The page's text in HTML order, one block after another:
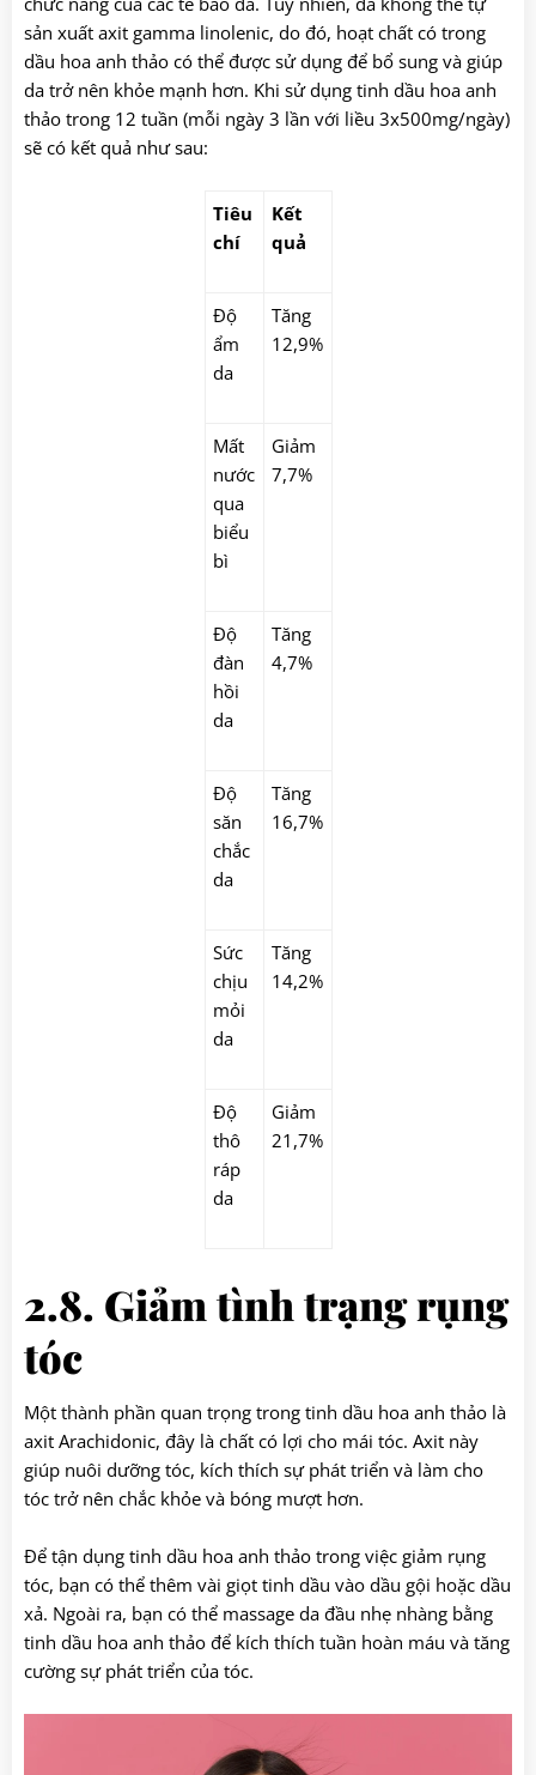
sản xuất axit gamma linolenic, do đó, hoạt chất có trong
dầu hoa anh thảo có thể được sử dụng để bổ sung và giúp
da trở nên khỏe mạnh hơn. Khi sử dụng tinh dầu hoa anh
thảo trong 12 tuần (mỗi ngày 3 lần với liều 3x500mg/ngày)
sẽ có kết quả như sau:
Tiêu
chí
Kết
quả
Độ
ẩm
da
Tăng
12,9%
Mất
nước
qua
biểu
bì
Giảm
7,7%
Độ
đàn
hồi
da
Tăng
4,7%
Độ
săn
chắc
da
Tăng
16,7%
Sức
chịu
mỏi
da
Tăng
14,2%
Độ
thô
ráp
da
Giảm
21,7%
2.8. Giảm tình trạngrụng
tóc
Một thành phần quan trọng trong tinh dầu hoa anh thảo là
axit Arachidonic, đây là chất có lợi cho mái tóc. Axit này
giúp nuôi dưỡng tóc, kích thích sự phát triển và làm cho
tóc trở nên chắc khỏe và bóng mượt hơn.
Để tận dụng tinh dầu hoa anh thảo trong việc giảm rụng
tóc, bạn có thể thêm vài giọt tinh dầu vào dầu gội hoặc dầu
xả. Ngoài ra, bạn có thể massage da đầu nhẹ nhàng bằng
tinh dầu hoa anh thảo để kích thích tuần hoàn máu và tăng
cường sự phát triển của tóc.